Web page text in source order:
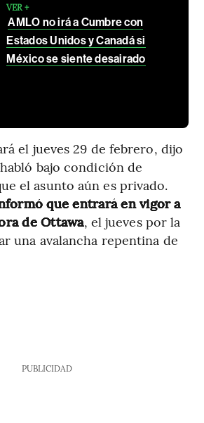
VER +
AMLO no irá a Cumbre con
Estados Unidos y Canadá si
México se siente desairado
el jueves 29 de febrero, dijo
bajo condición de
el asunto aún es privado.
que entrará en vigor a
de Ottawa, el jueves por la
una avalancha repentina de
PUBLICIDAD